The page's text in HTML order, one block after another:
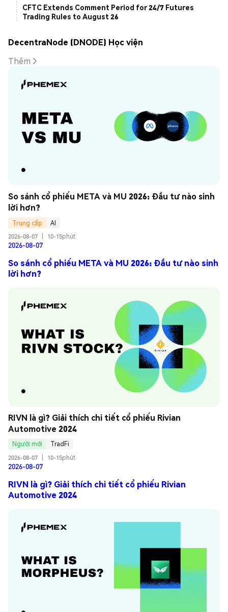
CFTC Extends Comment Period for 24/7 Futures
Trading Rules to August 26
DecentraNode (DNODE) Học viện
Thêm
So sánh cổ phiếu META và MU 2026: Đầu tư nào sinh
lời hơn?
Trung cấp
AI
2026-08-07
10-15phút
2026-08-07
So sánh cổ phiếu META và MU 2026: Đầu tư nào sinh
lời hơn?
RIVN là gì? Giải thích chi tiết cổ phiếu Rivian
Automotive 2024
Người mới
TradFi
2026-08-07
10-15phút
2026-08-07
RIVN là gì? Giải thích chi tiết cổ phiếu Rivian
Automotive 2024